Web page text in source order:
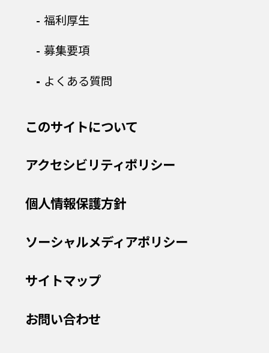
福利厚生
募集要項
よくある質問
このサイトについて
アクセシビリティポリシー
個人情報保護方針
ソーシャルメディアポリシー
サイトマップ
お問い合わせ